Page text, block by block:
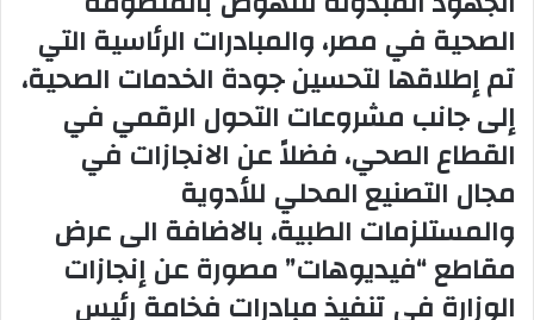
الصحية في مصر، والمبادرات الرئاسية التي
تم إطلاقها لتحسين جودة الخدمات الصحية،
إلى جانب مشروعات التحول الرقمي في
القطاع الصحي، فضلاً عن الانجازات في
مجال التصنيع المحلي للأدوية
والمستلزمات الطبية، بالاضافة الى عرض
مقاطع “فيديوهات” مصورة عن إنجازات
الوزارة في تنفيذ مبادرات فخامة رئيس